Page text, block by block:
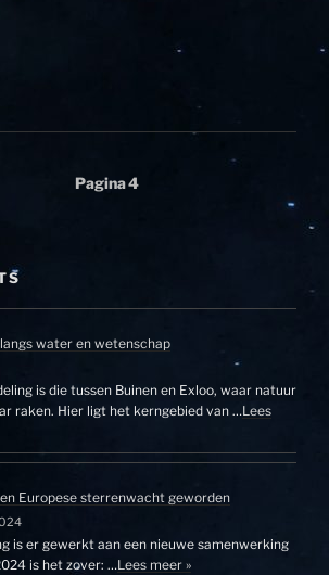
Pagina4
water en wetenschap
is die tussen Buinen en Exloo, waar natuur
raken. Hier ligt het kerngebied van …Lees
Europese sterrenwacht geworden
is er gewerkt aan een nieuwe samenwerking
is het zover: …Lees meer »